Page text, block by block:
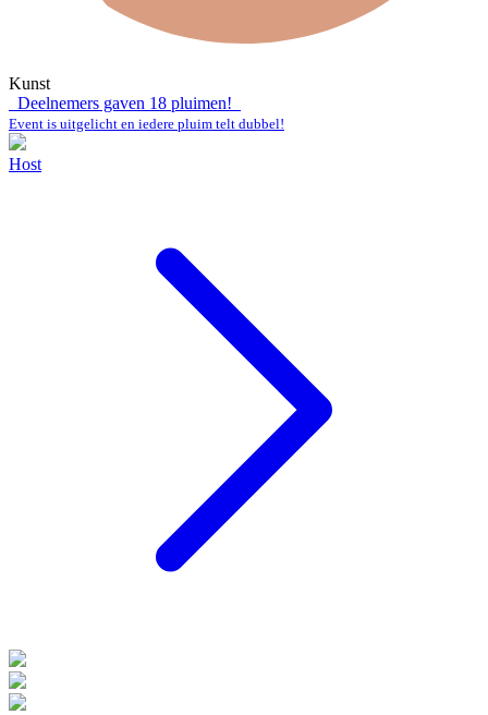
Kunst
Deelnemers gaven 18 pluimen!
Event is uitgelicht en iedere pluim telt dubbel!
Host